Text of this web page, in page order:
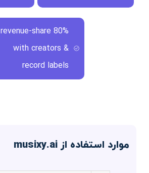
80% revenue-share
with creators &
record labels
موارد استفاده از musixy.ai